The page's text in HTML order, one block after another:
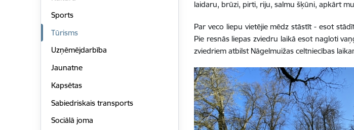
Sports
Tūrisms
Uzņēmējdarbība
Jaunatne
Kapsētas
Sabiedriskais transports
Sociālā joma
laidaru, brūzi, pirti, riju, salmu šķūni, apkārt
Par veco liepu vietējie mēdz stāstīt - esot
Pie resnās liepas zviedru laikā esot nagloti
zviedriem atbilst Nāgelmuižas celtniecības